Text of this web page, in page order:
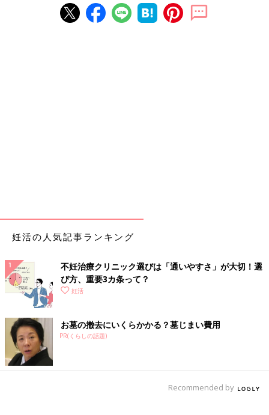
妊活の人気記事ランキング
不妊治療クリニック選びは「通いやすさ」が大切！選
び方、重要3カ条って？
妊活
お墓の撤去にいくらかかる？墓じまい費用
PR(くらしの話題)
Recommended by